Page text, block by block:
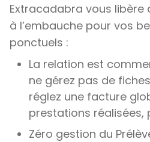
Extracadabra vous libère
à l’embauche pour vos
ponctuels :
La relation est
ne gérez pas de
réglez une facture
prestations réalisées,
Zéro gestion du